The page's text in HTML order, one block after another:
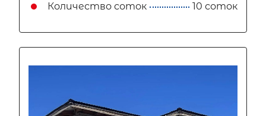
Количество соток 10 соток